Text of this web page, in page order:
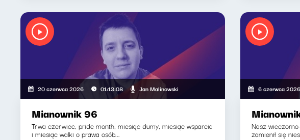
20 czerwca 2026 01:13:08 Jan Malinowski
Mianownik 96
Trwa czerwiec, pride month, miesiąc dumy, miesiąc wsparcia
i miesiąc walki o prawa osób...
6 czerwca 2026
Nasz
zamienił się